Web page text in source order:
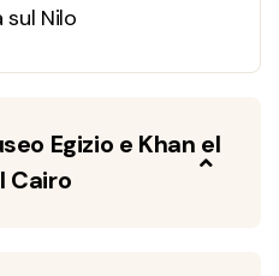
sul Nilo
Egizio e Khan el
Cairo